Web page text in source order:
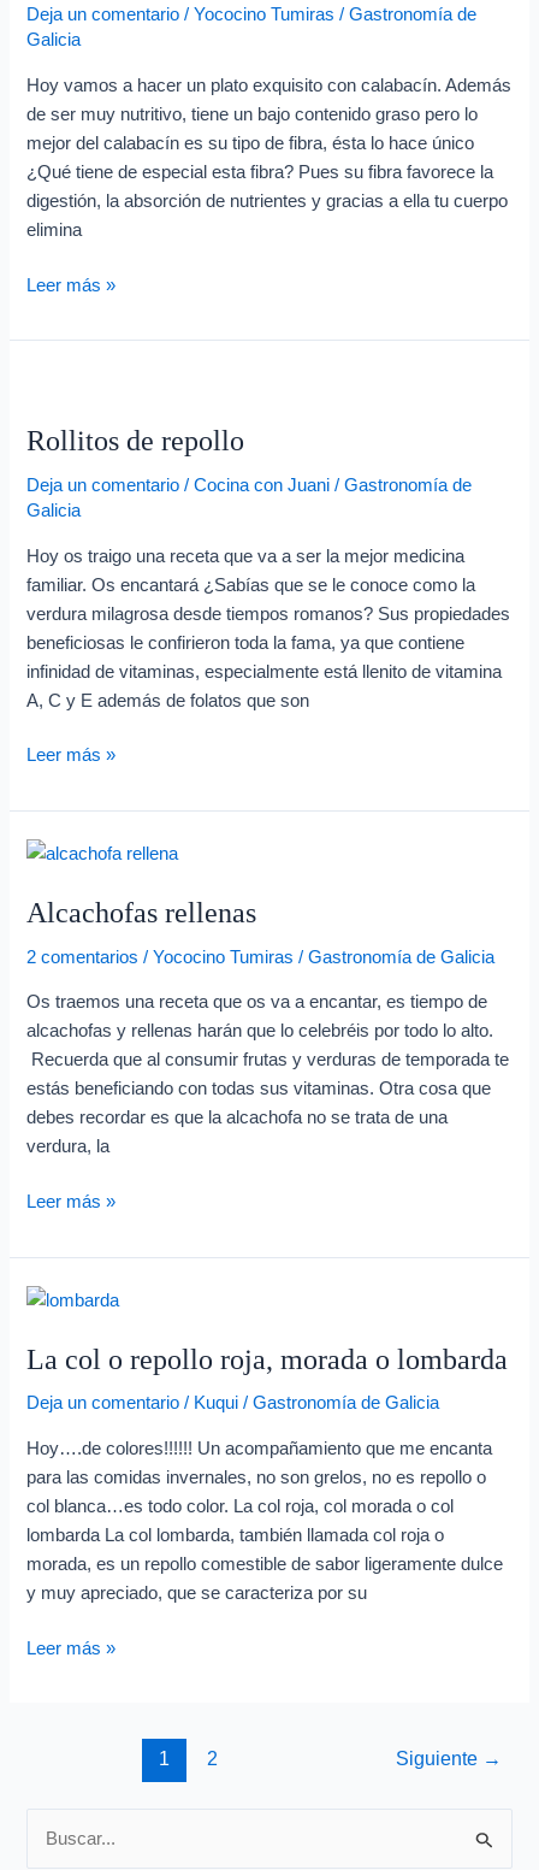
Deja un comentario /Yococino Tumiras /Gastronomía de
Galicia
Hoy vamos a hacer un plato exquisito con calabacín. Además
de ser muy nutritivo, tiene un bajo contenido graso pero lo
mejor del calabacín es su tipo de fibra, ésta lo hace único
¿Qué tiene de especial esta fibra? Pues su fibra favorece la
digestión, la absorción de nutrientes y gracias a ella tu cuerpo
elimina
Leer más »
Rollitos de repollo
Deja un comentario /Cocina con Juani /Gastronomía de
Galicia
Hoy os traigo una receta que va a ser la mejor medicina
familiar. Os encantará ¿Sabías que se le conoce como la
verdura milagrosa desde tiempos romanos? Sus propiedades
beneficiosas le confirieron toda la fama, ya que contiene
infinidad de vitaminas, especialmente está llenito de vitamina
A, C y E además de folatos que son
repollo
Leer más »
Alcachofas rellenas
2 comentarios /Yococino Tumiras /Gastronomía de Galicia
Os traemos una receta que os va a encantar, es tiempo de
alcachofas y rellenas harán que lo celebréis por todo lo alto.
Recuerda que al consumir frutas y verduras de temporada te
estás beneficiando con todas sus vitaminas. Otra cosa que
debes recordar es que la alcachofa no se trata de una
verdura, la
Alcachofas
Leer más »
La col o repollo roja, morada o lombarda
Deja un comentario / Kuqui /Gastronomía de Galicia
Hoy….de colores!!!!!! Un acompañamiento que me encanta
para las comidas invernales, no son grelos, no es repollo o
col blanca…es todo color. La col roja, col morada o col
lombarda La col lombarda, también llamada col roja o
morada, es un repollo comestible de sabor ligeramente dulce
y muy apreciado, que se caracteriza por su
La
o
roja,
morada
o
lombarda
Leer más »
1 2 Siguiente →